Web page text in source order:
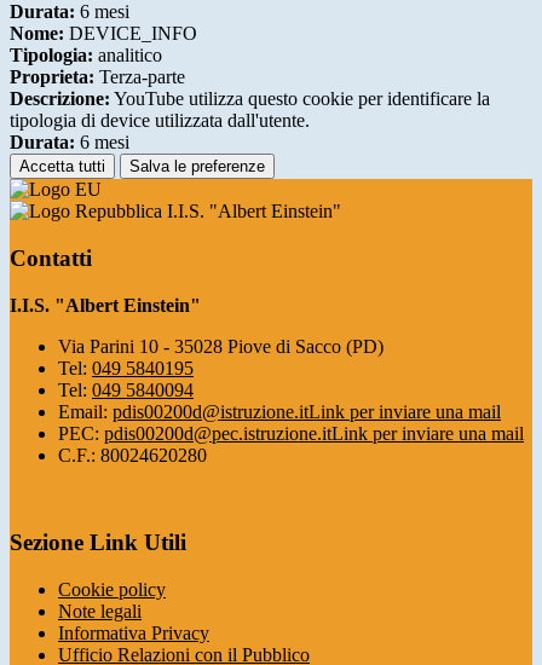
Durata: 6 mesi
Nome: DEVICE_INFO
Tipologia: analitico
Proprieta: Terza-parte
Descrizione: YouTube utilizza questo cookie per identificare la
tipologia di device utilizzata dall'utente.
Durata: 6 mesi
Accetta tutti Salva le preferenze
I.I.S. "Albert Einstein"
Contatti
I.I.S. "Albert Einstein"
Via Parini 10 - 35028 Piove di Sacco (PD)
Tel: 049 5840195
Tel: 049 5840094
Email: pdis00200d@istruzione.itLink per inviare una mail
PEC: pdis00200d@pec.istruzione.itLink per inviare una mail
C.F.: 80024620280
Sezione Link Utili
Cookie policy
Note legali
Informativa Privacy
Ufficio Relazioni con il Pubblico